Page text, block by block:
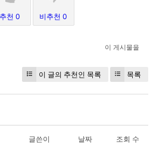
추천 0 비추천 0
이 게시물을
이 글의 추천인 목록 목록
글쓴이 날짜 조회 수